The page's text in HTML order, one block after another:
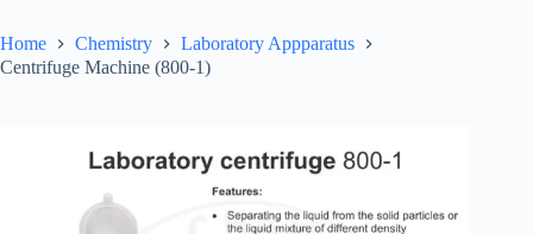
Home Chemistry
Laboratory Appparatus
Centrifuge Machine (800-1)